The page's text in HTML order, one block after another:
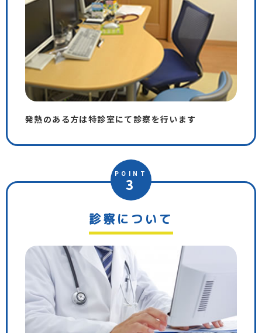
発熱のある方は特診室にて診察を行います
POINT
3
診察について